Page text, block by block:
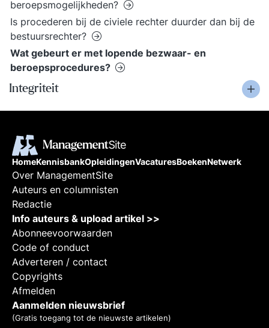
beroepsmogelijkheden?
​Is procederen bij de civiele rechter duurder dan bij de
bestuursrechter?
Wat gebeurt er met lopende bezwaar- en
beroepsprocedures?
Integriteit
HomeKennisbankOpleidingenVacaturesBoekenNetwerk
Over ManagementSite
Auteurs en columnisten
Redactie
Info auteurs & upload artikel >>
Abonneevoorwaarden
Code of conduct
Adverteren / contact
Copyrights
Afmelden
Aanmelden nieuwsbrief
(Gratis toegang tot de nieuwste artikelen)